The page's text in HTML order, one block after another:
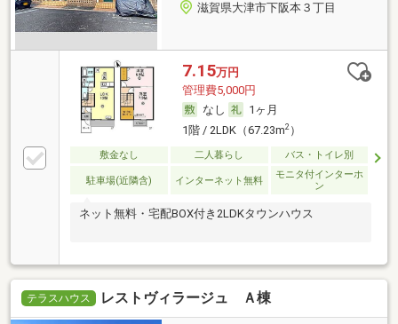
滋賀県大津市下阪本３丁目
7.15万円
管理費5,000円
なし
1ヶ月
1階 / 2LDK（67.23m2）
敷金なし 二人暮らし バス・トイレ別
駐車場(近隣含) インターネット無料
モニタ付インターホ
ン
ネット無料・宅配BOX付き2LDKタウンハウス
テラスハウス レストヴィラージュ Ａ棟